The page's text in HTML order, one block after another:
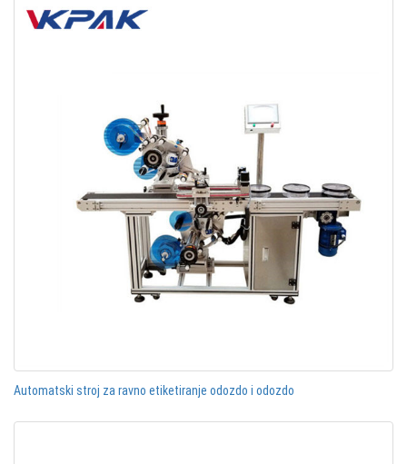
Automatski stroj za ravno etiketiranje odozdo i odozdo